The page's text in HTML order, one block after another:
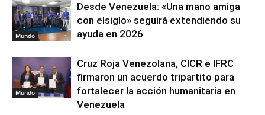
Mundo
Desde Venezuela: «Una mano amiga
con elsiglo» seguirá extendiendo su
ayuda en 2026
Mundo
Cruz Roja Venezolana, CICR e IFRC
firmaron un acuerdo tripartito para
fortalecer la acción humanitaria en
Venezuela